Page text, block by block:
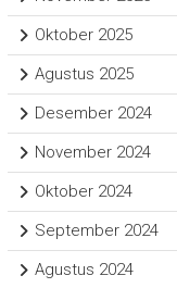
Oktober 2025
Agustus 2025
Desember 2024
November 2024
Oktober 2024
September 2024
Agustus 2024